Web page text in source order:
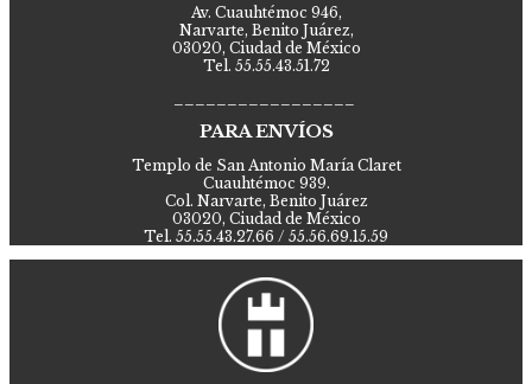
Av. Cuauhtémoc 946,
Narvarte, Benito Juárez,
03020, Ciudad de México
Tel. 55.55.43.51.72
PARA ENVÍOS
Templo de San Antonio María Claret
Cuauhtémoc 939.
Col. Narvarte, Benito Juárez
03020, Ciudad de México
Tel. 55.55.43.27.66 / 55.56.69.15.59